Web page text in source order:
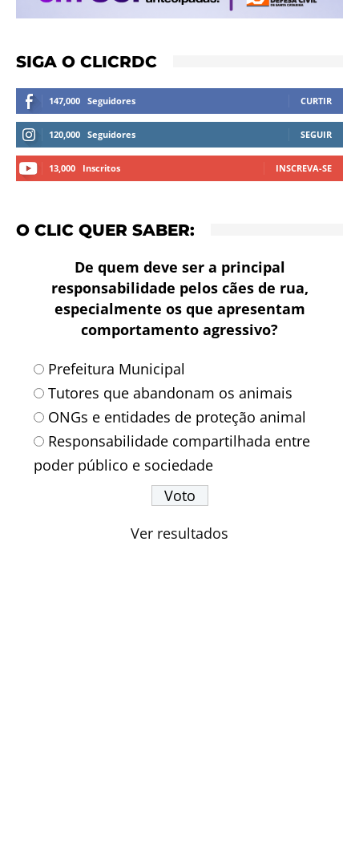
SIGA O CLICRDC
147,000 Seguidores CURTIR
120,000 Seguidores SEGUIR
13,000 Inscritos INSCREVA-SE
O CLIC QUER SABER:
De quem deve ser a principal
responsabilidade pelos cães de rua,
especialmente os que apresentam
comportamento agressivo?
Prefeitura Municipal
Tutores que abandonam os animais
ONGs e entidades de proteção animal
Responsabilidade compartilhada entre
poder público e sociedade
Ver resultados